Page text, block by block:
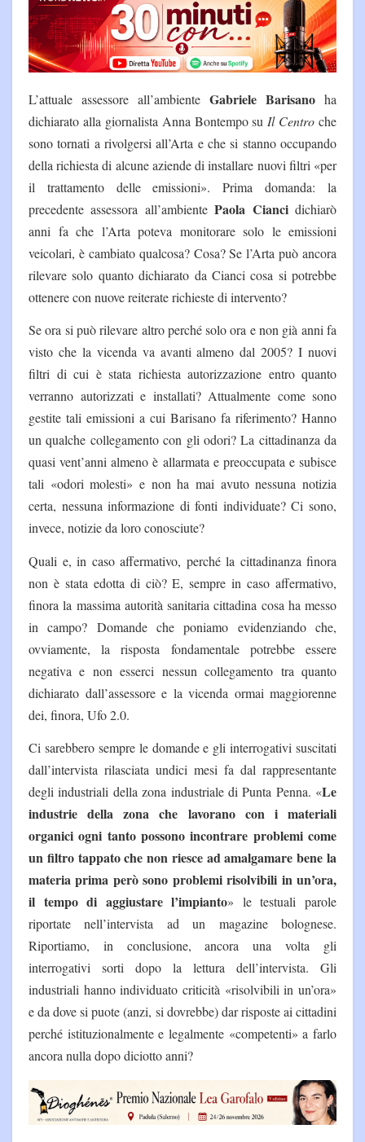
L’attuale assessore all’ambiente Gabriele Barisano ha
dichiarato alla giornalista Anna Bontempo su Il Centro che
sono tornati a rivolgersi all’Arta e che si stanno occupando
della richiesta di alcune aziende di installare nuovi filtri «per
il trattamento delle emissioni». Prima domanda: la
precedente assessora all’ambientePaola Ciancidichiarò
anni fa che l’Arta poteva monitorare solo le emissioni
veicolari, è cambiato qualcosa? Cosa? Se l’Arta può ancora
rilevare solo quanto dichiarato da Cianci cosa si potrebbe
ottenere con nuove reiterate richieste di intervento?
Se ora si può rilevare altro perché solo ora e non già anni fa
visto che la vicenda va avanti almeno dal 2005? I nuovi
filtri di cui è stata richiesta autorizzazione entro quanto
verranno autorizzati e installati? Attualmente come sono
gestite tali emissioni a cui Barisano fa riferimento? Hanno
un qualche collegamento con gli odori? La cittadinanza da
quasi vent’anni almeno è allarmata e preoccupata e subisce
tali «odori molesti» e non ha mai avuto nessuna notizia
certa, nessuna informazione di fonti individuate? Ci sono,
invece, notizie da loro conosciute?
Quali e, in caso affermativo, perché la cittadinanza finora
non è stata edotta di ciò? E, sempre in caso affermativo,
finora la massima autorità sanitaria cittadina cosa ha messo
in campo? Domande che poniamo evidenziando che,
ovviamente, la risposta fondamentale potrebbe essere
negativa e non esserci nessun collegamento tra quanto
dichiarato dall’assessore e la vicenda ormai maggiorenne
dei, finora, Ufo 2.0.
Ci sarebbero sempre le domande e gli interrogativi suscitati
dall’intervista rilasciata undici mesi fa dal rappresentante
degli industriali della zona industriale di Punta Penna. «Le
industrie della zona che lavorano con i materiali
organici ogni tanto possono incontrare problemi come
un filtro tappato che non riesce ad amalgamare bene la
materia prima però sono problemi risolvibili in un’ora,
il tempo di aggiustare l’impianto» le testuali parole
riportate nell’intervista ad un magazine bolognese.
Riportiamo, in conclusione, ancora una volta gli
interrogativi sorti dopo la lettura dell’intervista. Gli
industriali hanno individuato criticità «risolvibili in un’ora»
e da dove si puote (anzi, si dovrebbe) dar risposte ai cittadini
perché istituzionalmente e legalmente «competenti» a farlo
ancora nulla dopo diciotto anni?